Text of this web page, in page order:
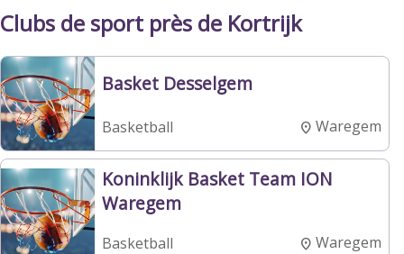
Clubs de sport près de Kortrijk
Basket Desselgem
Basketball Waregem
Koninklijk Basket Team ION
Waregem
Basketball Waregem